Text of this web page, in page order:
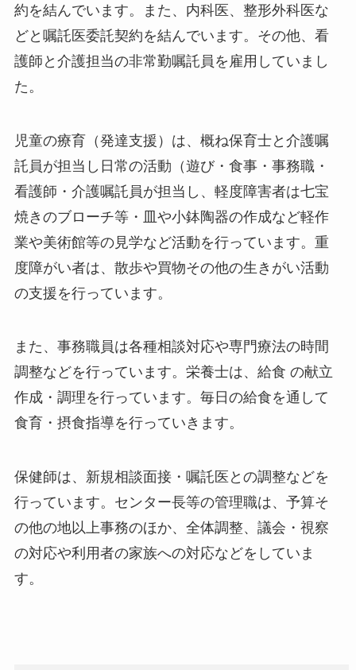
約を結んでいます。また、内科医、整形外科医な
どと嘱託医委託契約を結んでいます。その他、看
護師と介護担当の非常勤嘱託員を雇用していまし
た。
児童の療育（発達支援）は、概ね保育士と介護嘱
託員が担当し日常の活動（遊び・食事・事務職・
看護師・介護嘱託員が担当し、軽度障害者は七宝
焼きのブローチ等・皿や小鉢陶器の作成など軽作
業や美術館等の見学など活動を行っています。重
度障がい者は、散歩や買物その他の生きがい活動
の支援を行っています。
また、事務職員は各種相談対応や専門療法の時間
調整などを行っています。栄養士は、給食 の献立
作成・調理を行っています。毎日の給食を通して
食育・摂食指導を行っていきます。
保健師は、新規相談面接・嘱託医との調整などを
行っています。センター長等の管理職は、予算そ
の他の地以上事務のほか、全体調整、議会・視察
の対応や利用者の家族への対応などをしていま
す。